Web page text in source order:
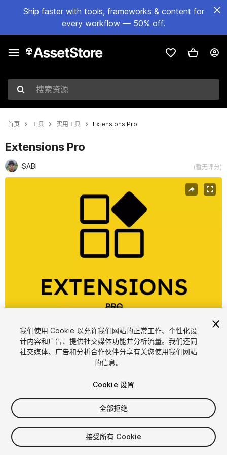
Ship faster with tools, frameworks & content for
every workflow — 50% off.
搜索资源
首页 工具 实用工具 Extensions Pro
Extensions Pro
SABI (暂无评分)
FREE
13viewsin the past week
我们使用 Cookie 以允许我们网站的正常工作、个性化设
计内容和广告、提供社交媒体功能并分析流量。我们还同
社交媒体、广告和分析合作伙伴分享有关您使用我们网站
的信息。
Cookie 设置
全部拒绝
接受所有 Cookie